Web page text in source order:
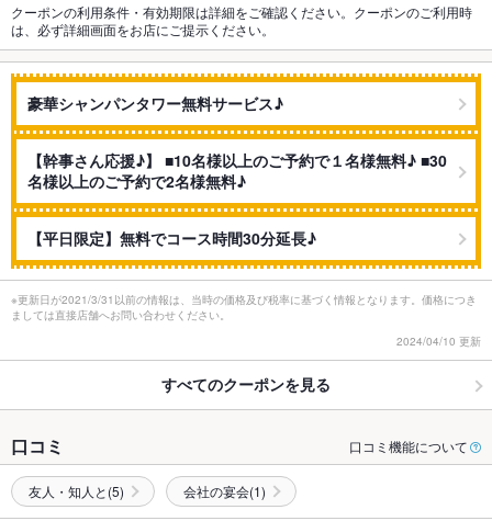
クーポンの利用条件・有効期限は詳細をご確認ください。クーポンのご利用時
は、必ず詳細画面をお店にご提示ください。
豪華シャンパンタワー無料サービス♪
【幹事さん応援♪】 ■10名様以上のご予約で１名様無料♪ ■30
名様以上のご予約で2名様無料♪
【平日限定】無料でコース時間30分延長♪
※更新日が2021/3/31以前の情報は、当時の価格及び税率に基づく情報となります。価格につき
ましては直接店舗へお問い合わせください。
2024/04/10 更新
すべてのクーポンを見る
口コミ 口コミ機能について
友人・知人と(5) 会社の宴会(1)